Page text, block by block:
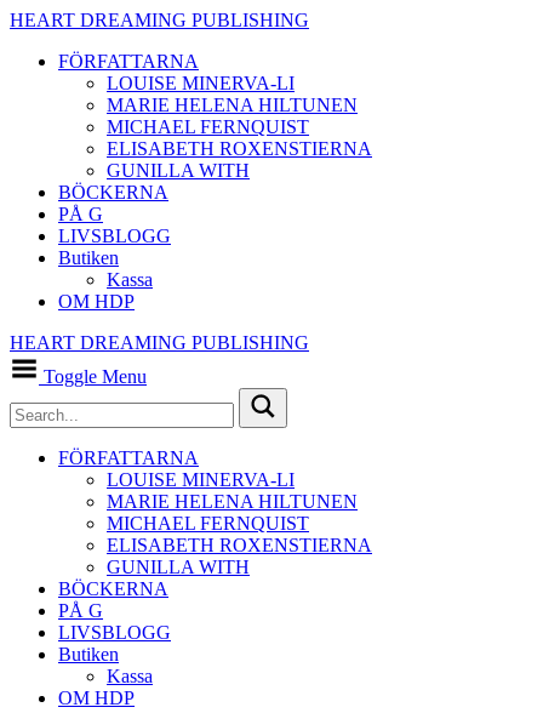
HEART DREAMING PUBLISHING
FÖRFATTARNA
LOUISE MINERVA-LI
MARIE HELENA HILTUNEN
MICHAEL FERNQUIST
ELISABETH ROXENSTIERNA
GUNILLA WITH
BÖCKERNA
PÅ G
LIVSBLOGG
Butiken
Kassa
OM HDP
HEART DREAMING PUBLISHING
Toggle Menu
FÖRFATTARNA
LOUISE MINERVA-LI
MARIE HELENA HILTUNEN
MICHAEL FERNQUIST
ELISABETH ROXENSTIERNA
GUNILLA WITH
BÖCKERNA
PÅ G
LIVSBLOGG
Butiken
Kassa
OM HDP